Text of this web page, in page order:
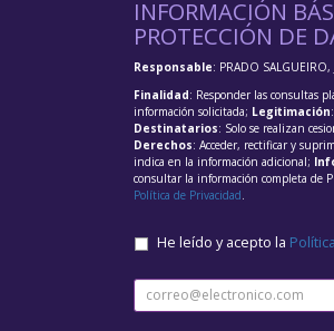
INFORMACIÓN
PROTECCIÓN DE
Responsable: PRADO SALGUEIRO,
Finalidad: Responder las consultas
información solicitada; Legitimación
Destinatarios: Solo se realizan
Derechos: Acceder, rectificar y
indica en la información adicional;
consultar la información completa de
Política de Privacidad
He leído y acepto la